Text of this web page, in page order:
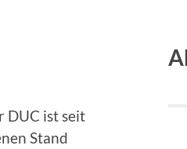
DUC ist seit
Stand